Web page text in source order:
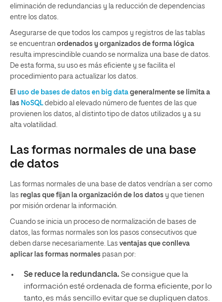
eliminación de redundancias y la reducción de dependencias
entre los datos.
Asegurarse de que todos los campos y registros de las tablas
se encuentran ordenados y organizados de forma lógica
resulta imprescindible cuando se normaliza una base de datos.
De esta forma, su uso es más eficiente y se facilita el
procedimiento para actualizar los datos.
El uso de bases de datos en big data generalmente se limita a
las NoSQLdebido al elevado número de fuentes de las que
provienen los datos, al distinto tipo de datos utilizados y a su
alta volatilidad.
Las formas normales de una base
de datos
Las formas normales de una base de datos vendrían a ser como
las reglas que fijan la organización de los datos y que tienen
por misión ordenar la información.
Cuando se inicia un proceso de normalización de bases de
datos, las formas normales son los pasos consecutivos que
deben darse necesariamente. Las ventajas que conlleva
aplicar las formas normales pasan por:
Se reduce la redundancia. Se consigue que la
información esté ordenada de forma eficiente, por lo
tanto, es más sencillo evitar que se dupliquen datos.